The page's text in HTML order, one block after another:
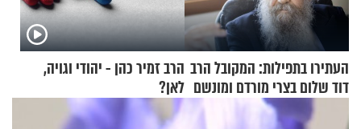
העתירו בתפילות: המקובל הרב
דוד שלום בצרי מורדם ומונשם
הרב זמיר כהן - יהודי וגויה,
לאן?